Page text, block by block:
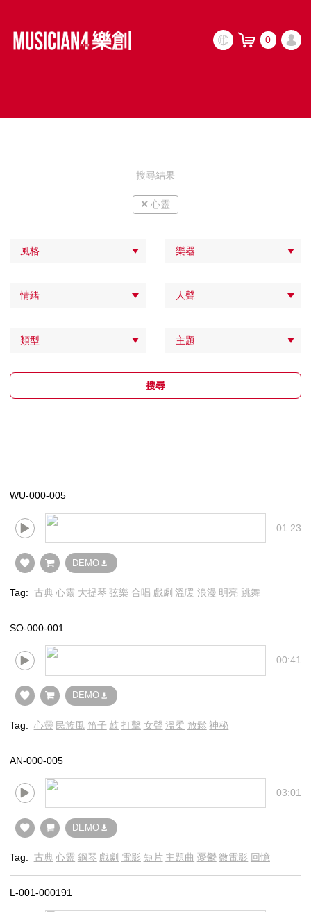
0
搜尋結果
× 心靈
風格 樂器
情緒 人聲
類型 主題
搜尋
WU-000-005
01:23
DEMO
Tag: 古典 心靈 大提琴 弦樂 合唱 戲劇 溫暖 浪漫 明亮 跳舞
SO-000-001
00:41
DEMO
Tag: 心靈 民族風 笛子 鼓 打擊 女聲 溫柔 放鬆 神秘
AN-000-005
03:01
DEMO
Tag: 古典 心靈 鋼琴 戲劇 電影 短片 主題曲 憂鬱 微電影 回憶
L-001-000191